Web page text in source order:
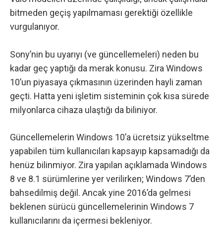
bitmeden geçiş yapılmaması gerektiği özellikle
vurgulanıyor.
Sony’nin bu uyarıyı (ve güncellemeleri) neden bu
kadar geç yaptığı da merak konusu. Zira Windows
10’un piyasaya çıkmasının üzerinden hayli zaman
geçti. Hatta yeni işletim sisteminin çok kısa sürede
milyonlarca cihaza ulaştığı da biliniyor.
Güncellemelerin Windows 10’a ücretsiz yükseltme
yapabilen tüm kullanıcıları kapsayıp kapsamadığı da
henüz bilinmiyor. Zira yapılan açıklamada Windows
8 ve 8.1 sürümlerine yer verilirken; Windows 7’den
bahsedilmiş değil. Ancak yine 2016’da gelmesi
beklenen sürücü güncellemelerinin Windows 7
kullanıcılarını da içermesi bekleniyor.